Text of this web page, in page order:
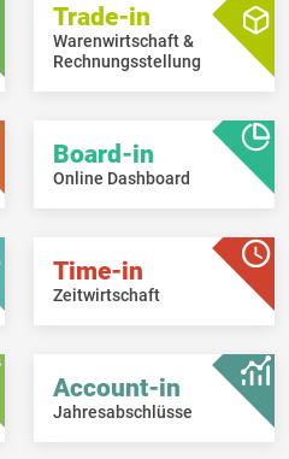
Trade-in
Warenwirtschaft &
Rechnungsstellung
Board-in
Online Dashboard
Time-in
Zeitwirtschaft
Account-in
Jahresabschlüsse